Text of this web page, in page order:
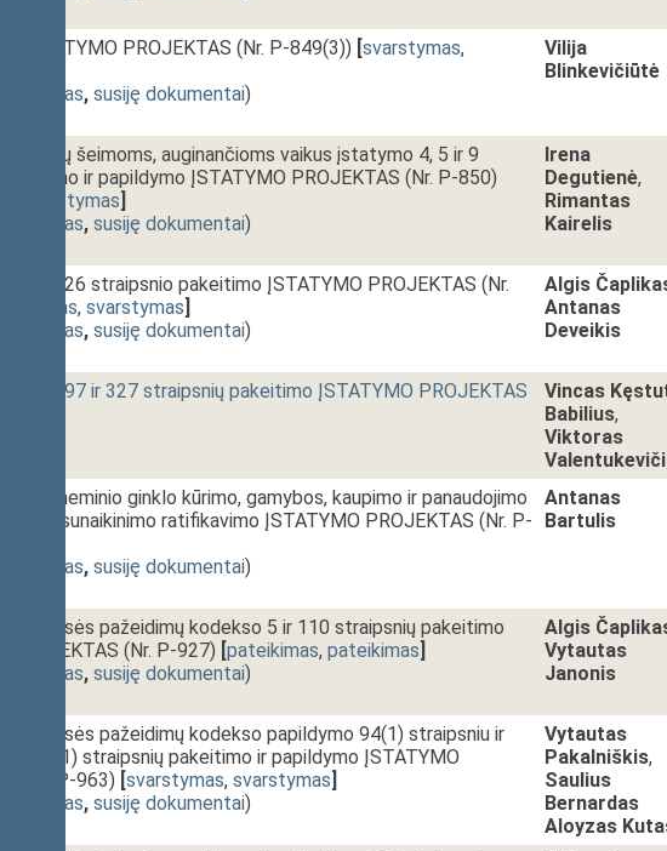
ĮSTATYMO PROJEKTAS (Nr. P-849(3)) [svarstymas,
tekstas, susiję dokumentai)
Vilija
Blinkevičiūtė
pašalpų šeimoms, auginančioms vaikus įstatymo 4, 5 ir 9
ir papildymo ĮSTATYMO PROJEKTAS (Nr. P-850)
svarstymas]
tekstas, susiję dokumentai)
Irena
Degutienė,
Rimantas
Kairelis
326 straipsnio pakeitimo ĮSTATYMO PROJEKTAS (Nr.
, svarstymas]
tekstas, susiję dokumentai)
Algis
Antanas
Deveikis
197 ir 327 straipsnių pakeitimo ĮSTATYMO PROJEKTAS
Vincas
Babilius,
Viktoras
dėl cheminio ginklo kūrimo, gamybos, kaupimo ir panaudojimo
bei jo sunaikinimo ratifikavimo ĮSTATYMO PROJEKTAS (Nr. P-
tekstas, susiję dokumentai)
Antanas
Bartulis
teisės pažeidimų kodekso 5 ir 110 straipsnių pakeitimo
PROJEKTAS (Nr. P-927) [pateikimas, pateikimas]
tekstas, susiję dokumentai)
Algis
Vytautas
Janonis
teisės pažeidimų kodekso papildymo 94(1) straipsniu ir
259(1) straipsnių pakeitimo ir papildymo ĮSTATYMO
(Nr. P-963) [svarstymas, svarstymas]
tekstas, susiję dokumentai)
Vytautas
Pakalniškis,
Saulius
Bernardas
Aloyzas